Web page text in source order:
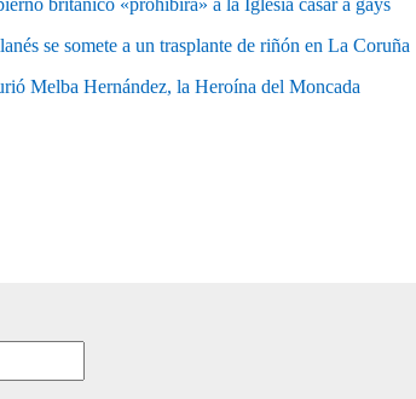
se somete a un trasplante de riñón en La Coruña
Melba Hernández, la Heroína del Moncada